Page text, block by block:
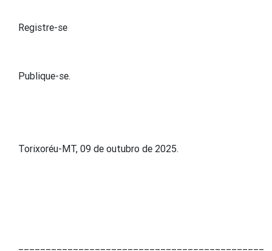
Registre-se
Publique-se.
Torixoréu-MT, 09 de outubro de 2025.